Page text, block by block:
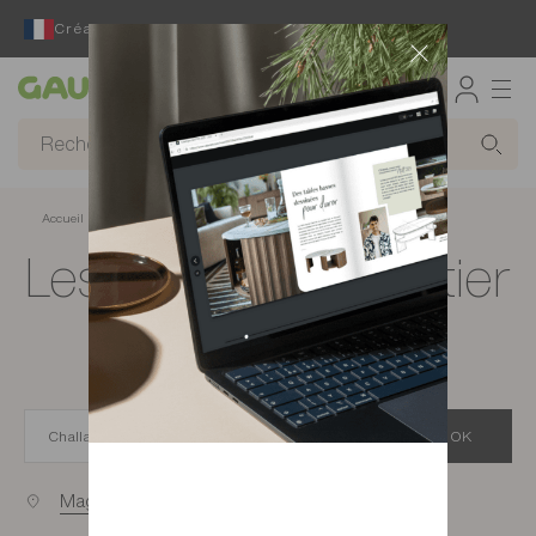
Créateur et fabricant français depuis 65 ans
Gautier
Accueil Magasins de meubles à Challans
Les magasins Gautier
à Challans
OK
Magasins proches de vous